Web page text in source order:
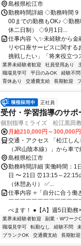
島根県松江市
勤務時間詳細 ◇勤務時間 9
00までの勤務もOK♪ ◇勤務
休二日制） ◇9月1日...
仕事内容 ＼✨未経験から
リや口座サービスに関す
挑戦したい」「将来役立つ
業界未経験者歓迎 社員登用あり
職場見学可
平日のみOK 経験不問
育休あり
交通費支給 長期歓迎
正社員
受付・学習指導のサ
個別指導ミライズ 松江黒田
月給210,000円～300,000円
交通・アクセス 「松江し
（JR山陰本線）」から車
島根県松江市
勤務時間詳細 実働時間：1
日 〜 21日 ⏰13:15～
（休憩あり） ✅...
仕事内容 ⭐「自分に合う
￣￣￣￣￣￣￣￣￣￣￣￣
べます！ ●【A】週5日勤務
業界未経験者歓迎 副業・Wワーク
職場見学可
転勤なし 経験不問
ブランクOK
交通費支給 長期歓迎